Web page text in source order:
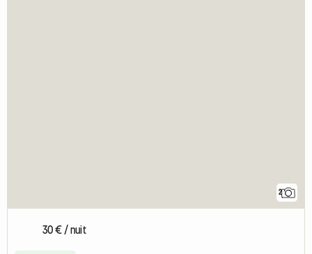
2
30 € / nuit